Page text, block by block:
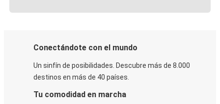
Conectándote con el mundo
Un sinfín de posibilidades. Descubre más de 8.000
destinos en más de 40 países.
Tu comodidad en marcha